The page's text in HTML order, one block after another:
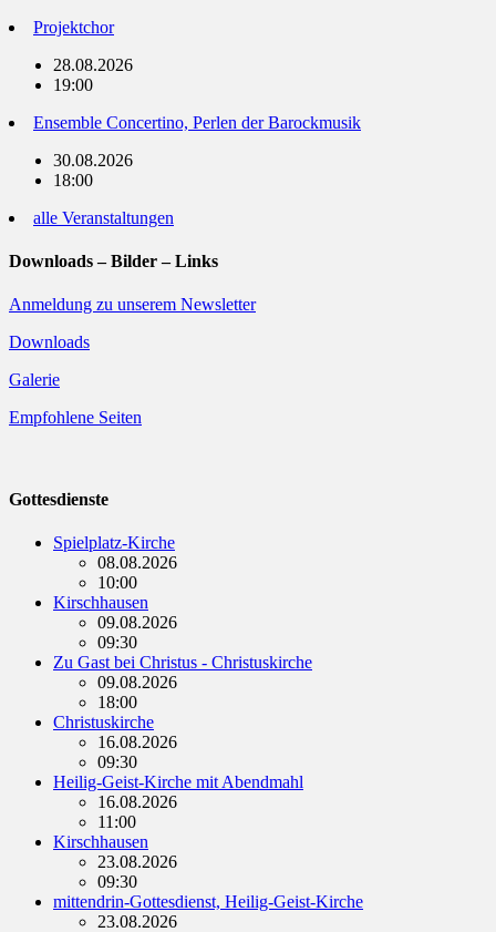
Projektchor
28.08.2026
19:00
Ensemble Concertino, Perlen der Barockmusik
30.08.2026
18:00
alle Veranstaltungen
Downloads – Bilder – Links
Anmeldung zu unserem Newsletter
Downloads
Galerie
Empfohlene Seiten
Gottesdienste
Spielplatz-Kirche
08.08.2026
10:00
Kirschhausen
09.08.2026
09:30
Zu Gast bei Christus - Christuskirche
09.08.2026
18:00
Christuskirche
16.08.2026
09:30
Heilig-Geist-Kirche mit Abendmahl
16.08.2026
11:00
Kirschhausen
23.08.2026
09:30
mittendrin-Gottesdienst, Heilig-Geist-Kirche
23.08.2026